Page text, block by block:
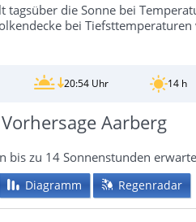
tagsüber die Sonne bei
bei
20:54 Uhr 14 h
Aarberg
bis zu 14 Sonnenstunden
Diagramm Regenradar